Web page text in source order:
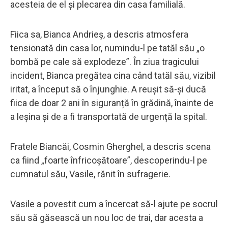
acesteia de el și plecarea din casa familială.
Fiica sa, Bianca Andrieș, a descris atmosfera
tensionată din casa lor, numindu-l pe tatăl său „o
bombă pe cale să explodeze”. În ziua tragicului
incident, Bianca pregătea cina când tatăl său, vizibil
iritat, a început să o înjunghie. A reușit să-și ducă
fiica de doar 2 ani în siguranță în grădină, înainte de
a leșina și de a fi transportată de urgență la spital.
Fratele Biancăi, Cosmin Gherghel, a descris scena
ca fiind „foarte înfricoșătoare”, descoperindu-l pe
cumnatul său, Vasile, rănit în sufragerie.
Vasile a povestit cum a încercat să-l ajute pe socrul
său să găsească un nou loc de trai, dar acesta a